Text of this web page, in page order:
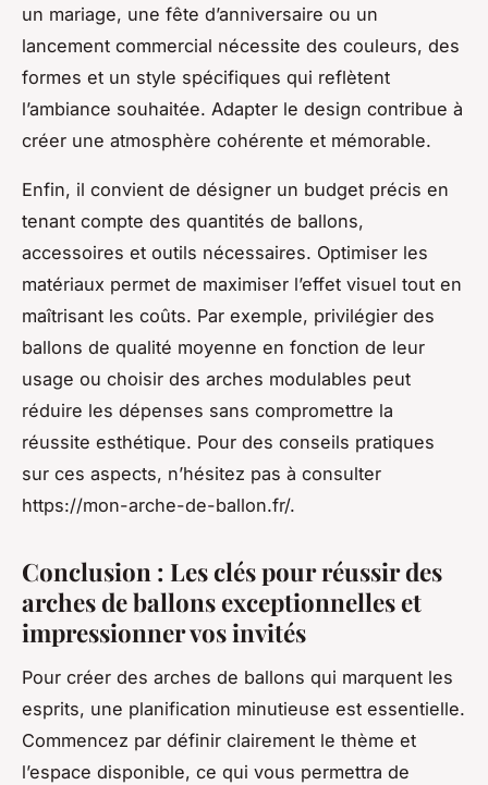
un mariage, une fête d’anniversaire ou un
lancement commercial nécessite des couleurs, des
formes et un style spécifiques qui reflètent
l’ambiance souhaitée. Adapter le design contribue à
créer une atmosphère cohérente et mémorable.
Enfin, il convient de désigner un budget précis en
tenant compte des quantités de ballons,
accessoires et outils nécessaires. Optimiser les
matériaux permet de maximiser l’effet visuel tout en
maîtrisant les coûts. Par exemple, privilégier des
ballons de qualité moyenne en fonction de leur
usage ou choisir des arches modulables peut
réduire les dépenses sans compromettre la
réussite esthétique. Pour des conseils pratiques
sur ces aspects, n’hésitez pas à consulter
https://mon-arche-de-ballon.fr/.
Conclusion : Les clés pour réussir des
arches de ballons exceptionnelles et
impressionner vos invités
Pour créer des arches de ballons qui marquent les
esprits, une planification minutieuse est essentielle.
Commencez par définir clairement le thème et
l’espace disponible, ce qui vous permettra de